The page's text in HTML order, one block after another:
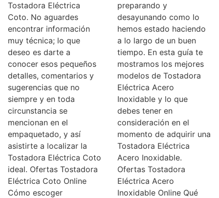
Tostadora Eléctrica
Coto. No aguardes
encontrar información
muy técnica; lo que
deseo es darte a
conocer esos pequeños
detalles, comentarios y
sugerencias que no
siempre y en toda
circunstancia se
mencionan en el
empaquetado, y así
asistirte a localizar la
Tostadora Eléctrica Coto
ideal. Ofertas Tostadora
Eléctrica Coto Online
Cómo escoger
preparando y
desayunando como lo
hemos estado haciendo
a lo largo de un buen
tiempo. En esta guía te
mostramos los mejores
modelos de Tostadora
Eléctrica Acero
Inoxidable y lo que
debes tener en
consideración en el
momento de adquirir una
Tostadora Eléctrica
Acero Inoxidable.
Ofertas Tostadora
Eléctrica Acero
Inoxidable Online Qué